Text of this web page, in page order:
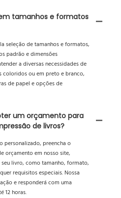
tamanhos e formatos
seleção de tamanhos e formatos,
padrão e dimensões
a diversas necessidades de
coloridos ou em preto e branco,
de papel e opções de
um orçamento para
de livros?
personalizado, preencha o
orçamento em nosso site,
livro, como tamanho, formato,
requisitos especiais. Nossa
e responderá com uma
12 horas.